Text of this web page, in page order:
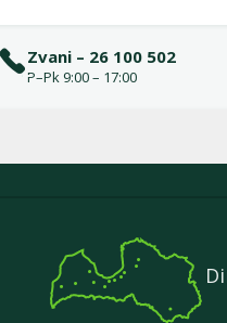
Zvani – 26 100 502
P–Pk 9:00 – 17:00